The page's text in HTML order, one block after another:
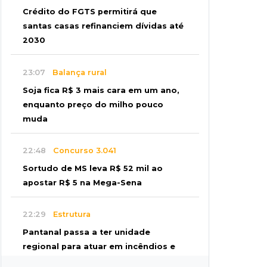
Crédito do FGTS permitirá que
santas casas refinanciem dívidas até
2030
23:07 Balança rural
Soja fica R$ 3 mais cara em um ano,
enquanto preço do milho pouco
muda
22:48 Concurso 3.041
Sortudo de MS leva R$ 52 mil ao
apostar R$ 5 na Mega-Sena
22:29 Estrutura
Pantanal passa a ter unidade
regional para atuar em incêndios e